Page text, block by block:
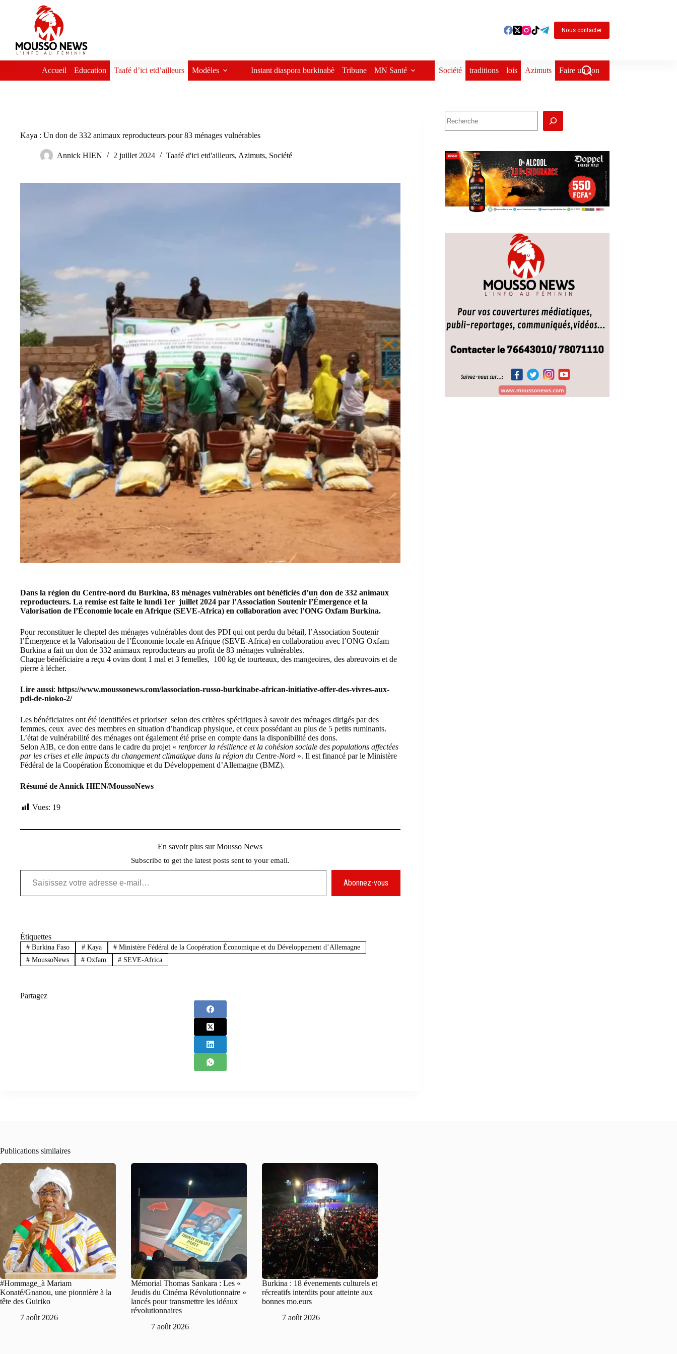
Nous contacter
Accueil Education Taafé d’ici etd’ailleurs Modèles Instant diaspora burkinabè Tribune MN Santé Société traditions lois Azimuts Faire un don
Kaya : Un don de 332 animaux reproducteurs pour 83 ménages vulnérables
Annick HIEN 2 juillet 2024 Taafé d'ici etd'ailleurs, Azimuts, Société
Dans la région du Centre-nord du Burkina, 83 ménages vulnérables ont bénéficiés d’un don de 332 animaux
reproducteurs. La remise est faite le lundi 1er juillet 2024 par l’Association Soutenir l’Émergence et la
Valorisation de l’Économie locale en Afrique (SEVE-Africa) en collaboration avec l’ONG Oxfam Burkina.
Pour reconstituer le cheptel des ménages vulnérables dont des PDI qui ont perdu du bétail, l’Association Soutenir
l’Émergence et la Valorisation de l’Économie locale en Afrique (SEVE-Africa) en collaboration avec l’ONG Oxfam
Burkina a fait un don de 332 animaux reproducteurs au profit de 83 ménages vulnérables.
Chaque bénéficiaire a reçu 4 ovins dont 1 mal et 3 femelles, 100 kg de tourteaux, des mangeoires, des abreuvoirs et de
pierre à lécher.
Lire aussi: https://www.moussonews.com/lassociation-russo-burkinabe-african-initiative-offer-des-vivres-aux-
pdi-de-nioko-2/
Les bénéficiaires ont été identifiées et prioriser selon des critères spécifiques à savoir des ménages dirigés par des
femmes, ceux avec des membres en situation d’handicap physique, et ceux possédant au plus de 5 petits ruminants.
L’état de vulnérabilité des ménages ont également été prise en compte dans la disponibilité des dons.
Selon AIB, ce don entre dans le cadre du projet « renforcer la résilience et la cohésion sociale des populations affectées
par les crises et elle impacts du changement climatique dans la région du Centre-Nord ». Il est financé par le Ministère
Fédéral de la Coopération Économique et du Développement d’Allemagne (BMZ).
Résumé de Annick HIEN/MoussoNews
Vues: 19
En savoir plus sur Mousso News
Subscribe to get the latest posts sent to your email.
Saisissez votre adresse e-mail…
Abonnez-vous
Étiquettes
#Burkina Faso #Kaya # Ministère Fédéral de la Coopération Économique et du Développement d’Allemagne
#MoussoNews #Oxfam # SEVE-Africa
Partagez
Publications similaires
#Hommage_à Mariam
Konaté/Gnanou, une pionnière à la
tête des Guiriko
7 août 2026
Mémorial Thomas Sankara : Les «
Jeudis du Cinéma Révolutionnaire »
lancés pour transmettre les idéaux
révolutionnaires
7 août 2026
Burkina : 18 évenements culturels et
récreatifs interdits pour atteinte aux
bonnes mo.eurs
7 août 2026